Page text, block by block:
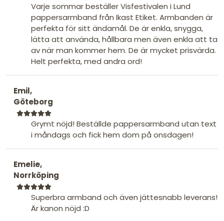
Varje sommar beställer Visfestivalen i Lund
pappersarmband från Ikast Etiket. Armbanden är
perfekta för sitt ändamål. De är enkla, snygga,
lätta att använda, hållbara men även enkla att ta
av när man kommer hem. De är mycket prisvärda.
Helt perfekta, med andra ord!
Emil,
Göteborg
Grymt nöjd! Beställde pappersarmband utan text
i måndags och fick hem dom på onsdagen!
Emelie,
Norrköping
Superbra armband och även jättesnabb leverans!
Är kanon nöjd :D